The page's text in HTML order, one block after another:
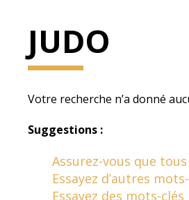
JUDO
Votre recherche n’a donné
Suggestions :
Assurez-vous que
Essayez d’autres
Essayez des mots-